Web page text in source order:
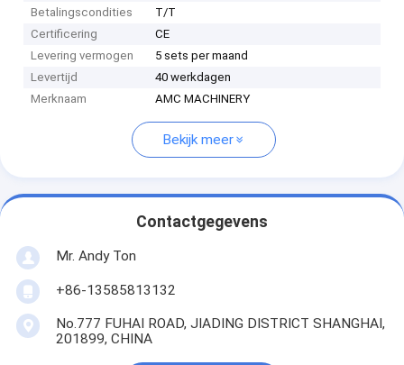
Betalingscondities
T/T
Certificering
CE
Levering vermogen
5 sets per maand
Levertijd
40 werkdagen
Merknaam
AMC MACHINERY
Bekijk meer
Contactgegevens
Mr. Andy Ton
+86-13585813132
No.777 FUHAI ROAD, JIADING DISTRICT SHANGHAI,
201899, CHINA